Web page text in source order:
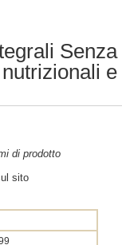
Senza
e
di prodotto
sito